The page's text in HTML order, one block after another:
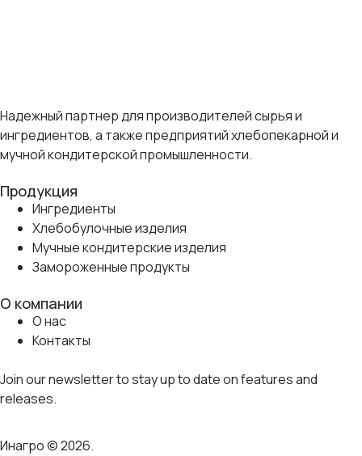
Надежный партнер для производителей сырья и
ингредиентов, а также предприятий хлебопекарной и
мучной кондитерской промышленности.
Продукция
Ингредиенты
Хлебобулочные изделия
Мучные кондитерские изделия
Замороженные продукты
О компании
О нас
Контакты
Join our newsletter to stay up to date on features and
releases.
Инагро © 2026.